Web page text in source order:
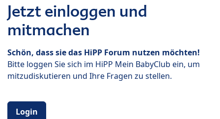
Jetzt einloggen und
mitmachen
Schön, dass sie das HiPP Forum nutzen möchten!
Bitte loggen Sie sich im HiPP Mein BabyClub ein, um
mitzudiskutieren und Ihre Fragen zu stellen.
Login